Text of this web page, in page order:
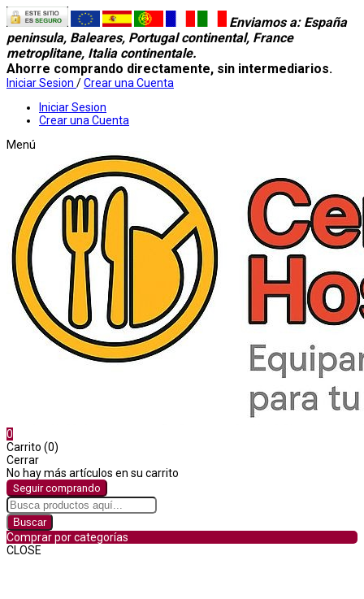
Enviamos a: España
peninsula, Baleares, Portugal continental, France
metroplitane, Italia continentale.
Ahorre comprando directamente, sin intermediarios.
Iniciar Sesion /Crear una Cuenta
Iniciar Sesion
Crear una Cuenta
Menú
0
Carrito (0)
Cerrar
No hay más artículos en su carrito
Seguir comprando
Buscar
Comprar por categorías
CLOSE